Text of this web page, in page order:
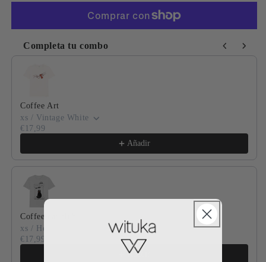
Completa tu combo
Use the Previous and Next buttons to navigate through
Coffee Art
xs / Vintage White
€17,99
Añadir
Coffee cat club
xs / Heather Grey
€17,99
Añadir